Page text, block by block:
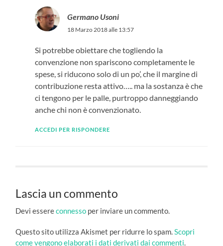
Germano Usoni
18 Marzo 2018 alle 13:57
Si potrebbe obiettare che togliendo la
convenzione non spariscono completamente le
spese, si riducono solo di un po’, che il margine di
contribuzione resta attivo….. ma la sostanza è che
ci tengono per le palle, purtroppo danneggiando
anche chi non è convenzionato.
ACCEDI PER RISPONDERE
Lascia un commento
Devi essereconnesso per inviare un commento.
Questo sito utilizza Akismet per ridurre lo spam.Scopri
come vengono elaborati i dati derivati dai commenti.